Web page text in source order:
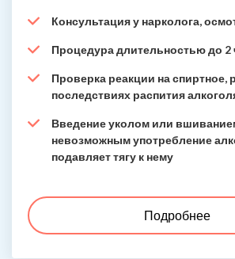
Консультация у нарколога,
Процедура длительностью до 2
Проверка реакции на спиртное,
последствиях распития
Введение уколом или
невозможным употребление
подавляет тягу к нему
Подробнее